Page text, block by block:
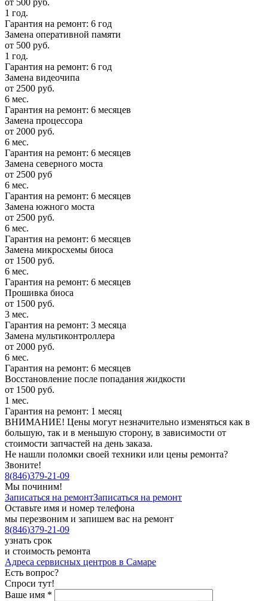
от 500 руб.
1 год.
Гарантия на ремонт: 6 год
Замена оперативной памяти
от 500 руб.
1 год.
Гарантия на ремонт: 6 год
Замена видеочипа
от 2500 руб.
6 мес.
Гарантия на ремонт: 6 месяцев
Замена процессора
от 2000 руб.
6 мес.
Гарантия на ремонт: 6 месяцев
Замена северного моста
от 2500 руб
6 мес.
Гарантия на ремонт: 6 месяцев
Замена южного моста
от 2500 руб.
6 мес.
Гарантия на ремонт: 6 месяцев
Замена микросхемы биоса
от 1500 руб.
6 мес.
Гарантия на ремонт: 6 месяцев
Прошивка биоса
от 1500 руб.
3 мес.
Гарантия на ремонт: 3 месяца
Замена мультиконтроллера
от 2000 руб.
6 мес.
Гарантия на ремонт: 6 месяцев
Восстановление после попадания жидкости
от 1500 руб.
1 мес.
Гарантия на ремонт: 1 месяц
ВНИМАНИЕ! Цены могут незначительно изменяться как в
большую, так и в меньшую сторону, в зависимости от
стоимости запчастей на день заказа.
Не нашли поломки своей техники или цены ремонта?
Звоните!
8(846)379-21-09
Мы починим!
Записаться на ремонтЗаписаться на ремонт
Оставьте имя и номер телефона
мы перезвоним и запишем вас на ремонт
8(846)379-21-09
узнать срок
и стоимость ремонта
Адреса сервисных центров в Самаре
Есть вопрос?
Спроси тут!
Ваше имя *